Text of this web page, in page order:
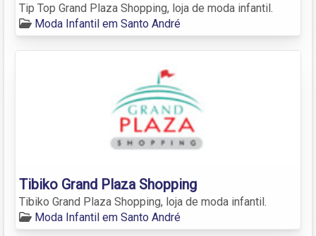
Tip Top Grand Plaza Shopping, loja de moda infantil.
Moda Infantil em Santo André
Tibiko Grand Plaza Shopping
Tibiko Grand Plaza Shopping, loja de moda infantil.
Moda Infantil em Santo André